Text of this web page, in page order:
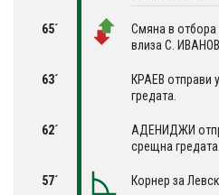
65´
Смяна в отбора
влиза С. ИВАНОВ.
63´
КРАЕВ отправи
гредата.
62´
АДЕНИДЖИ
срещна гредата.
57´ Корнер за